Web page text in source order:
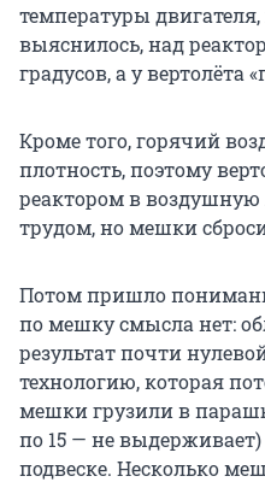
температуры
выяснилось, над
градусов, а у вертолёта
Кроме того, горячий
плотность, поэтому
реактором в
трудом, но мешки
Потом пришло
по мешку смысла нет:
результат почти
технологию, которая
мешки грузили в
по 15 — не
подвеске. Несколько